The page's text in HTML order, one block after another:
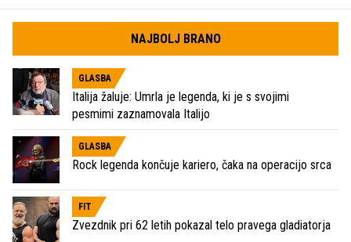
NAJBOLJ BRANO
GLASBA
Italija žaluje: Umrla je legenda, ki je s svojimi
pesmimi zaznamovala Italijo
GLASBA
Rock legenda končuje kariero, čaka na operacijo srca
FIT
Zvezdnik pri 62 letih pokazal telo pravega gladiatorja